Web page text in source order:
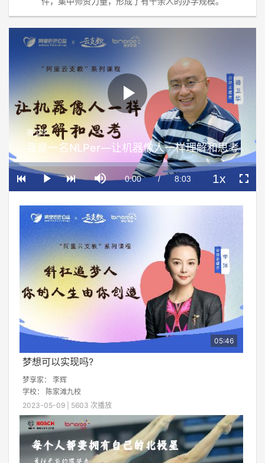
Play
Video
Play
Current
Time
0:00 / Duration
8:03
Loaded:
0%
Progress:
0%
Playback
Rate
1x
骆卫华
我是一名NLPer—让机器像人一样理解和思考
05:46
梦想可以实现吗?
梦享家： 李辉
学校：
陈家滩九校
2023-05-09 | 5603 次播放